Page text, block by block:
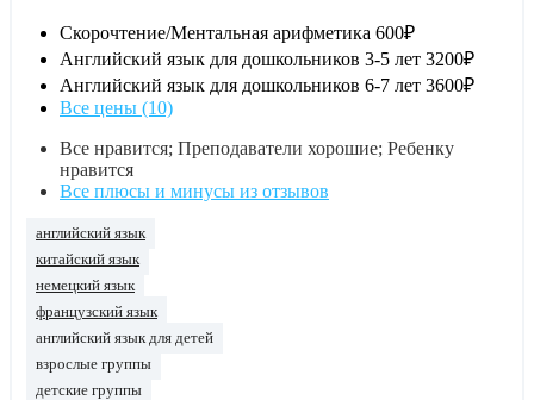
Скорочтение/Ментальная арифметика 600₽
Английский язык для дошкольников 3-5 лет 3200₽
Английский язык для дошкольников 6-7 лет 3600₽
Все цены (10)
Все нравится; Преподаватели хорошие; Ребенку
нравится
Все плюсы и минусы из отзывов
английский язык
китайский язык
немецкий язык
французский язык
английский язык для детей
взрослые группы
детские группы